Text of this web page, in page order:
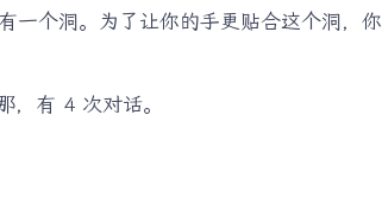
一个洞。为了让你的手更贴合这个洞，你
，有 4 次对话。